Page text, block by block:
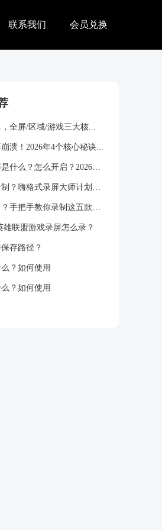
联系我们 会员兑换
全屏/区域/游戏三大核...
溃！2026年4个核心秘诀...
多显示器录屏是什么？怎么开启？2026高...
什么是计划录制？嗨格式录屏大师计划录制开...
录屏没有声音？手把手教你录制这五款软件系...
雄联盟游戏录屏怎么录？
存路径？
？如何使用
？如何使用